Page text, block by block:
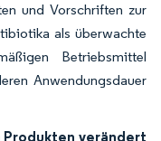
und Vorschriften zur
als überwachte
Betriebsmittel
Anwendungsdauer
verändert